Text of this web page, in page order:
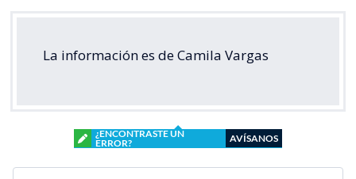
La información es de Camila Vargas
¿ENCONTRASTE UN
ERROR?
AVÍSANOS